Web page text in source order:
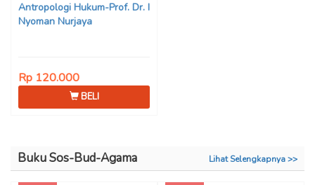
Antropologi Hukum-Prof. Dr. I
Nyoman Nurjaya
Rp 120.000
BELI
Buku Sos-Bud-Agama Lihat Selengkapnya >>